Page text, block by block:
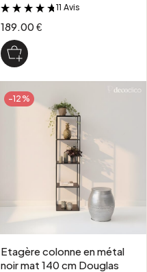
&
11 Avis
189.00 €
-12%
Etagère colonne en métal
noir mat 140 cm Douglas